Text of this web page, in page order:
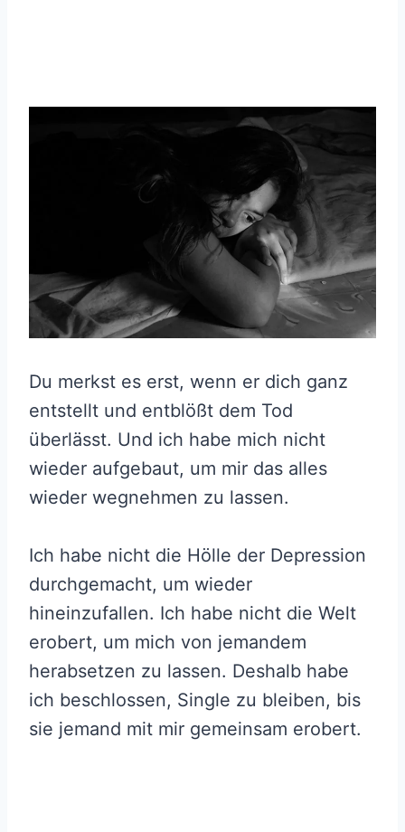
Du merkst es erst, wenn er dich ganz
entstellt und entblößt dem Tod
überlässt. Und ich habe mich nicht
wieder aufgebaut, um mir das alles
wieder wegnehmen zu lassen.
Ich habe nicht die Hölle der Depression
durchgemacht, um wieder
hineinzufallen. Ich habe nicht die Welt
erobert, um mich von jemandem
herabsetzen zu lassen. Deshalb habe
ich beschlossen, Single zu bleiben, bis
sie jemand mit mir gemeinsam erobert.